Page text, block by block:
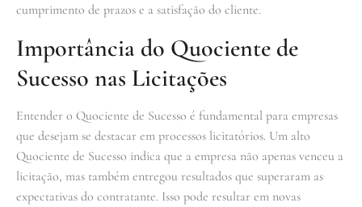
cumprimento de prazos e a satisfação do cliente.
Importância do Quociente de
Sucesso nas Licitações
Entender o Quociente de Sucesso é fundamental para empresas
que desejam se destacar em processos licitatórios. Um alto
Quociente de Sucesso indica que a empresa não apenas venceu a
licitação, mas também entregou resultados que superaram as
expectativas do contratante. Isso pode resultar em novas